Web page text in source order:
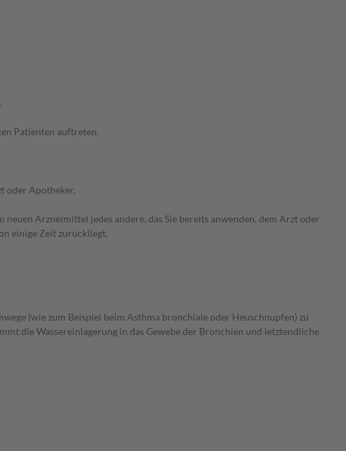
Patienten auftreten.
oder Apotheker.
Arzneimittel jedes andere, das Sie bereits anwenden, dem Arzt oder
einige Zeit zurückliegt.
(wie zum Beispiel beim Asthma bronchiale oder Heuschnupfen) zu
die Wassereinlagerung in das Gewebe der Bronchien und letztendliche